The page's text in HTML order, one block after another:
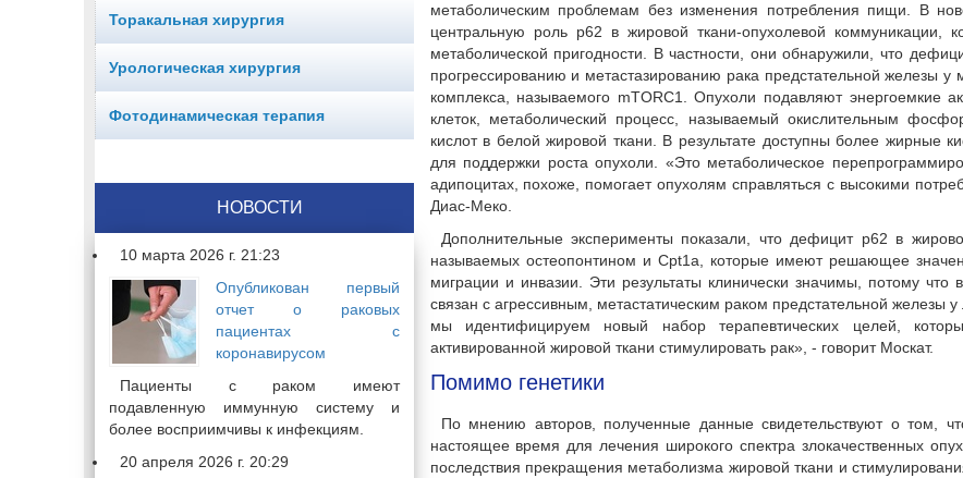
Торакальная хирургия
Урологическая хирургия
Фотодинамическая терапия
НОВОСТИ
10 марта 2026 г. 21:23
Опубликован первый
отчет о раковых
пациентах с
коронавирусом
Пациенты с раком имеют
подавленную иммунную систему и
более восприимчивы к инфекциям.
20 апреля 2026 г. 20:29
метаболическим проблемам без изменения потребления пищи. В
центральную роль p62 в жировой ткани-опухолевой коммуникации,
метаболической пригодности. В частности, они обнаружили, что
прогрессированию и метастазированию рака предстательной железы
комплекса, называемого mTORC1. Опухоли подавляют энергоемкие
клеток, метаболический процесс, называемый окислительным
кислот в белой жировой ткани. В результате доступны более жирные
для поддержки роста опухоли. «Это метаболическое
адипоцитах, похоже, помогает опухолям справляться с высокими
Диас-Меко.
Дополнительные эксперименты показали, что дефицит p62 в
называемых остеопонтином и Cpt1a, которые имеют решающее
миграции и инвазии. Эти результаты клинически значимы, потому что
связан с агрессивным, метастатическим раком предстательной железы
мы идентифицируем новый набор терапевтических целей,
активированной жировой ткани стимулировать рак», - говорит Москат.
Помимо генетики
По мнению авторов, полученные данные свидетельствуют о том,
настоящее время для лечения широкого спектра злокачественных
последствия прекращения метаболизма жировой ткани и